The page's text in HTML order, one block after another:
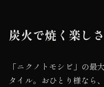
炭火で焼く楽し
「ニクノトモシビ」の最
タイル。おひとり様なら